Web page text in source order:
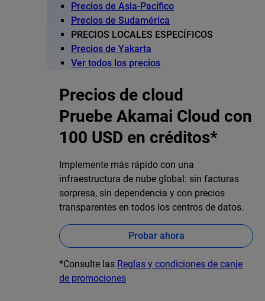
Precios de Asia-Pacífico
Precios de Sudamérica
PRECIOS LOCALES ESPECÍFICOS
Precios de Yakarta
Ver todos los precios
Precios de cloud
Pruebe Akamai Cloud con
100 USD en créditos*
Implemente más rápido con una
infraestructura de nube global: sin facturas
sorpresa, sin dependencia y con precios
transparentes en todos los centros de datos.
Probar ahora
*Consulte las Reglas y condiciones de canje
de promociones